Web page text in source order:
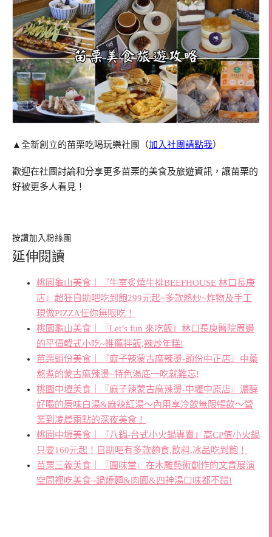
▲全新創立的苗栗吃喝玩樂社團（加入社團請點我）
歡迎在社團討論和分享更多苗栗的美食及旅遊資訊，讓苗栗的
好被更多人看見！
按讚加入粉絲團
延伸閱讀
桃園龜山美食｜『牛室炙燒牛排BEEFHOUSE 林口長庚
店』超狂自助吧吃到飽299元起~多款熱炒~炸物及手工
現做PIZZA任你無限吃！
桃園龜山美食｜『Let’s fun 來吃飯』林口長庚醫院周邊
的平價韓式小吃~推薦拌飯,辣炒年糕!
苗栗頭份美食｜『麻子辣蒙古麻辣燙-頭份中正店』中藥
熬煮的蒙古麻辣燙~特色湯底一吃就難忘!
桃園中壢美食｜『麻子辣蒙古麻辣燙-中壢中原店』濃醇
好喝的原味白湯&麻辣紅湯～內用享冷飲無限暢飲～營
業到凌晨兩點的深夜美食！
桃園中壢美食｜『八鍋-台式小火鍋專賣』高CP值小火鍋
只要160元起！自助吧有多款麵食,飲料,冰品吃到飽！
苗栗三義美食｜『圓味堂』在木雕藝術創作的文青展演
空間裡吃美食~鍋燒麵&肉圓&四神湯口味都不錯!